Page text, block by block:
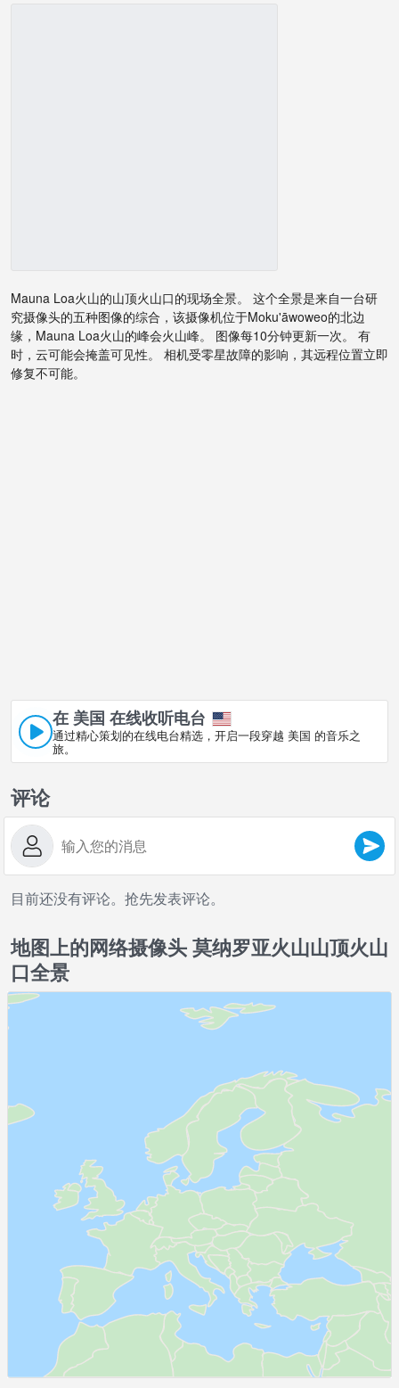
Mauna Loa火山的山顶火山口的现场全景。 这个全景是来自一台研
究摄像头的五种图像的综合，该摄像机位于Moku'āwoweo的北边
缘，Mauna Loa火山的峰会火山峰。 图像每10分钟更新一次。 有
时，云可能会掩盖可见性。 相机受零星故障的影响，其远程位置立即
修复不可能。
在 美国 在线收听电台
通过精心策划的在线电台精选，开启一段穿越 美国 的音乐之
旅。
评论
目前还没有评论。抢先发表评论。
地图上的网络摄像头 莫纳罗亚火山山顶火山
口全景